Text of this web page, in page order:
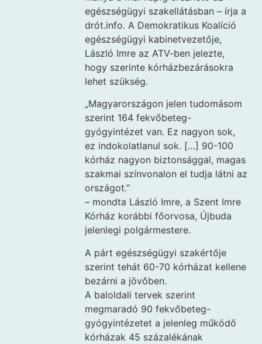
egészségügyi szakellátásban – írja a
drót.info. A Demokratikus Koalíció
egészségügyi kabinetvezetője,
László Imre az ATV-ben jelezte,
hogy szerinte kórházbezárásokra
lehet szükség.
„Magyarországon jelen tudomásom
szerint 164 fekvőbeteg-
gyógyintézet van. Ez nagyon sok,
ez indokolatlanul sok. […] 90-100
kórház nagyon biztonsággal, magas
szakmai színvonalon el tudja látni az
országot.”
– mondta László Imre, a Szent Imre
Kórház korábbi főorvosa, Újbuda
jelenlegi polgármestere.
A párt egészségügyi szakértője
szerint tehát 60-70 kórházat kellene
bezárni a jövőben.
A baloldali tervek szerint
megmaradó 90 fekvőbeteg-
gyógyintézetet a jelenleg működő
kórházak 45 százalékának